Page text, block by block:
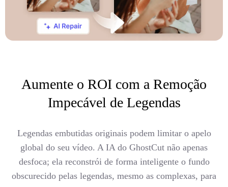
Aumente o ROI com a Remoção
Impecável de Legendas
Legendas embutidas originais podem limitar o apelo
global do seu vídeo. A IA do GhostCut não apenas
desfoca; ela reconstrói de forma inteligente o fundo
obscurecido pelas legendas, mesmo as complexas, para